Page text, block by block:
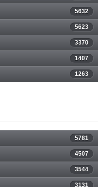
5632
5623
3370
1407
1263
5781
4507
3544
3131